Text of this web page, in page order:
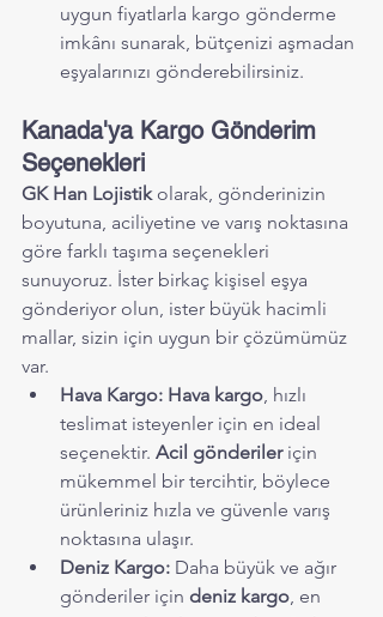
uygun fiyatlarla kargo gönderme
imkânı sunarak, bütçenizi aşmadan
eşyalarınızı gönderebilirsiniz.
Kanada'ya Kargo Gönderim
Seçenekleri
GK Han Lojistik olarak, gönderinizin
boyutuna, aciliyetine ve varış noktasına
göre farklı taşıma seçenekleri
sunuyoruz. İster birkaç kişisel eşya
gönderiyor olun, ister büyük hacimli
mallar, sizin için uygun bir çözümümüz
var.
Hava Kargo: Hava kargo, hızlı
teslimat isteyenler için en ideal
seçenektir. Acil gönderiler için
mükemmel bir tercihtir, böylece
ürünleriniz hızla ve güvenle varış
noktasına ulaşır.
Deniz Kargo: Daha büyük ve ağır
gönderiler için deniz kargo, en